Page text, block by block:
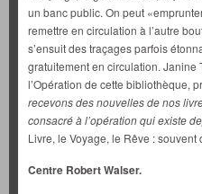
un banc public. On peut
remettre en circulation à l’autre
s’ensuit des traçages parfois
gratuitement en circulation. Janine
l’Opération de cette bibliothèque,
recevons des nouvelles de nos
consacré à l’opération qui existe
Livre, le Voyage, le Rêve : souvent
Centre Robert Walser.